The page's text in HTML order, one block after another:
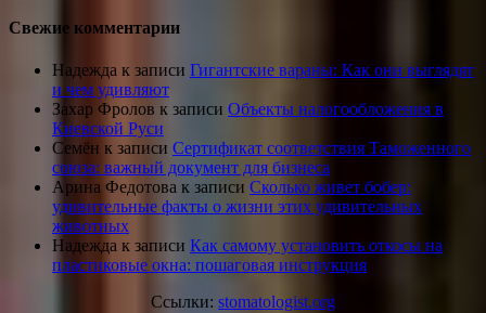
Свежие комментарии
Надежда к записи Гигантские вараны: Как они выглядят
и чем удивляют
Захар Фролов к записи Объекты налогообложения в
Киевской Руси
Семён к записи Сертификат соответствия Таможенного
союза: важный документ для бизнеса
Арина Федотова к записи Сколько живет бобер:
удивительные факты о жизни этих удивительных
животных
Надежда к записи Как самому установить откосы на
пластиковые окна: пошаговая инструкция
Ссылки: stomatologist.org